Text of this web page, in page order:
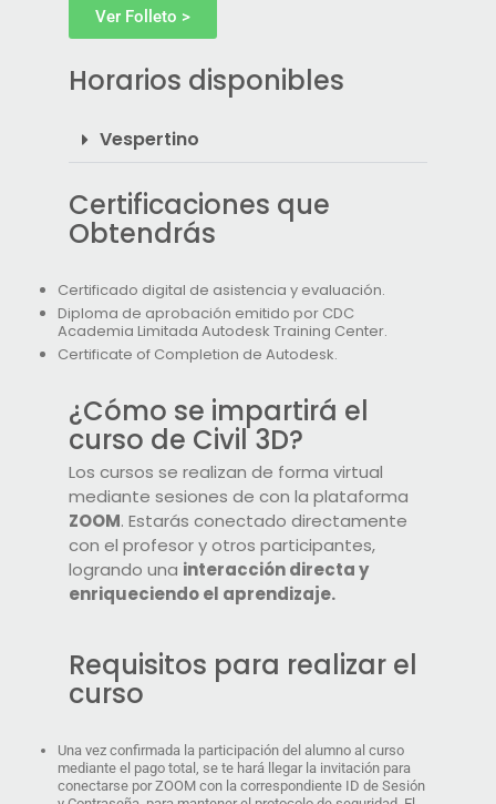
Ver Folleto >
Horarios disponibles
Vespertino
Certificaciones que
Obtendrás
Certificado digital de asistencia y evaluación.
Diploma de aprobación emitido por CDC
Academia Limitada Autodesk Training Center.
Certificate of Completion de Autodesk.
¿Cómo se impartirá el
curso de Civil 3D?
Los cursos se realizan de forma virtual
mediante sesiones de con la plataforma
ZOOM. Estarás conectado directamente
con el profesor y otros participantes,
logrando una interacción directa y
enriqueciendo el aprendizaje.
Requisitos para realizar el
curso
Una vez confirmada la participación del alumno al curso
mediante el pago total, se te hará llegar la invitación para
conectarse por ZOOM con la correspondiente ID de Sesión